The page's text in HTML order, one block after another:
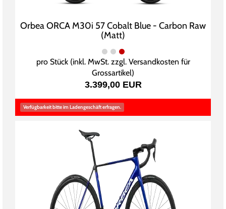
Orbea ORCA M30i 57 Cobalt Blue - Carbon Raw
(Matt)
pro Stück (inkl. MwSt. zzgl. Versandkosten für
Grossartikel)
3.399,00 EUR
Verfügbarkeit bitte im Ladengeschäft erfragen.